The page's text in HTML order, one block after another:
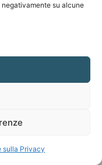
su alcune
sulla Privacy